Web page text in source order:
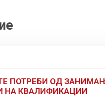
ПОТРЕБИ ОД
НА КВАЛИФИКАЦИИ